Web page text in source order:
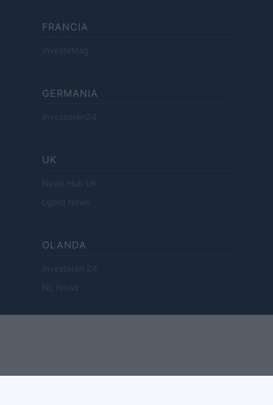
FRANCIA
InvestirMag
GERMANIA
Investieren24
UK
News Hub UK
Lgbtq News
OLANDA
Investeren 24
NL Newz